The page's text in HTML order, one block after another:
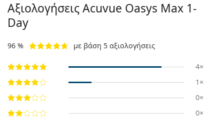
Αξιολογήσεις Acuvue Oasys Max 1-
Day
96 % με βάση 5 αξιολογήσεις
4×
1×
0×
0×